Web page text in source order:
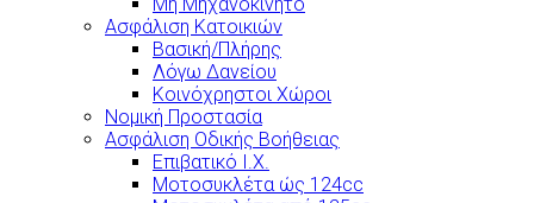
Ασφάλιση Κατοικιών
Βασική/Πλήρης
Λόγω Δανείου
Κοινόχρηστοι Χώροι
Νομική Προστασία
Ασφάλιση Οδικής Βοήθειας
Επιβατικό Ι.Χ.
Μοτοσυκλέτα ώς 124cc